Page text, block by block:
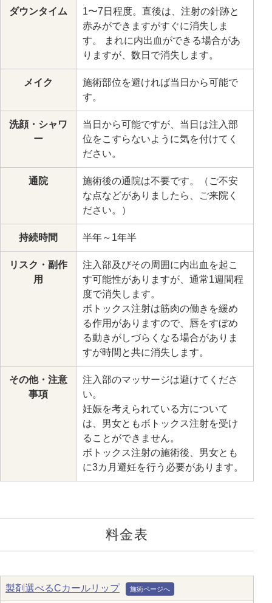
ダウンタイム
1〜7日程度。直後は、注射の針跡と
赤みができますがすぐに消失しま
す。 まれに内出血ができる場合があ
りますが、数日で消失します。
メイク
施術部位を避ければ当日から可能で
す。
洗顔・シャワ
ー
当日から可能ですが、当日は注入部
位をこすらないように気を付けてく
ださい。
通院
施術後の通院は不要です。（ご不安
な点などがありましたら、ご来院く
ださい。）
持続時間 半年～1年半
リスク・副作
用
注入部及びその周囲に内出血を起こ
す可能性がありますが、通常1週間程
度で消失します。
ボトックス注射は筋肉の働きを緩め
る作用がありますので、唇をすぼめ
る動きがしづらくなる場合がありま
すが時間と共に消失します。
その他・注意
事項
注入部のマッサージは避けてくださ
い。
妊娠を考えられている方について
は、男女ともボトックス注射を受け
ることができません。
ボトックス注射の施術後、男女とも
に3カ月避妊を行う必要があります。
料金表
製剤選べるCカールリップ